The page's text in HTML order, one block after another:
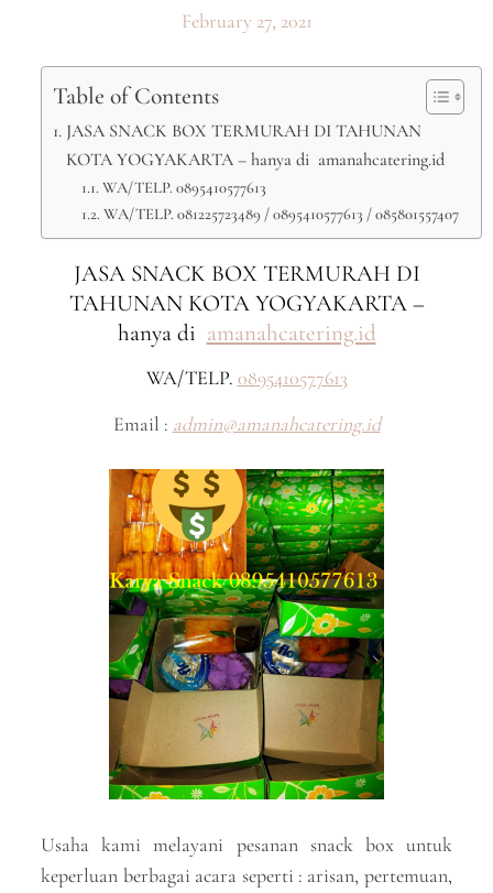
February 27, 2021
Table of Contents
JASA SNACK BOX TERMURAH DI TAHUNAN
KOTA YOGYAKARTA – hanya di amanahcatering.id
WA/TELP. 0895410577613
WA/TELP. 081225723489 / 0895410577613 / 085801557407
JASA SNACK BOX TERMURAH DI
TAHUNAN KOTA YOGYAKARTA –
hanya di amanahcatering.id
WA/TELP. 0895410577613
Email : admin@amanahcatering.id
Usaha kami melayani pesanan snack box untuk
keperluan berbagai acara seperti : arisan, pertemuan,